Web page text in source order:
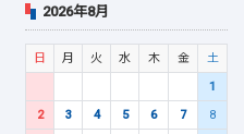
2026年8月
日 月 火 水 木 金
土
1
2
3 4 5 6 7
8